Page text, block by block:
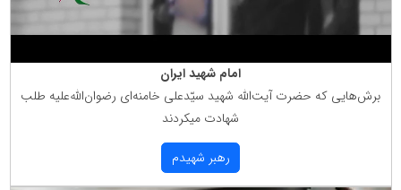
امام شهید ایران
برش‌هایی كه حضرت آیت‌الله شهید سیّدعلی خامنه‌ای رضوان‌الله‌علیه طلب
شهادت میكردند
رهبر شهیدم